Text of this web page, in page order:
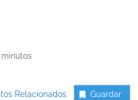
Relacionados Guardar